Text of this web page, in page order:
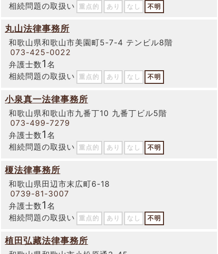
相続問題の取扱い
重点的 あり なし 不明
丸山法律事務所
和歌山県和歌山市美園町5-7-4 テンビル8階
073-425-0022
弁護士数1 名
相続問題の取扱い
重点的 あり なし 不明
小泉真一法律事務所
和歌山県和歌山市九番丁10 九番丁ビル5階
073-499-7279
弁護士数1 名
相続問題の取扱い
重点的 あり なし 不明
榎法律事務所
和歌山県田辺市末広町6-18
0739-81-3007
弁護士数1 名
相続問題の取扱い
重点的 あり なし 不明
植田弘藏法律事務所